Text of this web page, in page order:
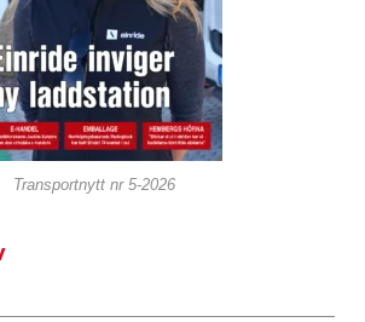
Transportnytt nr 5-2026